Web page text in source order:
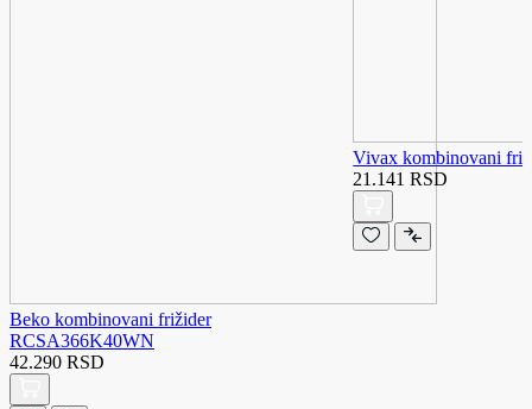
Beko kombinovani frižider
RCSA366K40WN
42.290 RSD
Vivax kombinovani
21.141 RSD